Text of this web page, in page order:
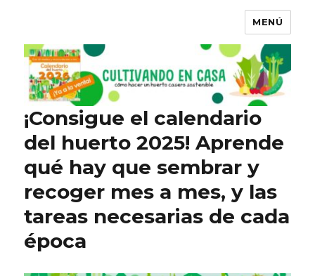
MENÚ
¡Consigue el calendario
del huerto 2025! Aprende
qué hay que sembrar y
recoger mes a mes, y las
tareas necesarias de cada
época